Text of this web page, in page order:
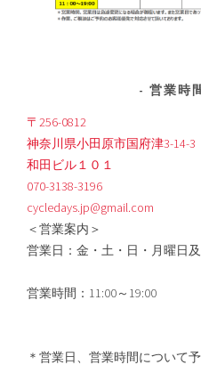
営業時
〒256-0812
神奈川県小田原市国府津3-14-3
和田ビル１０１
070-3138-3196
cycledays.jp@gmail.com
＜営業案内＞
営業日：金・土・日・月曜日
営業時間：11:00～19:00
＊営業日、営業時間について